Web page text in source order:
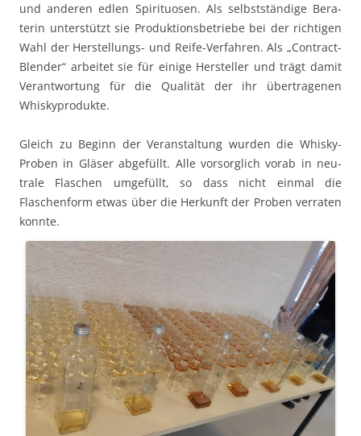
und anderen edlen Spir­i­tu­osen. Als selb­st­ständi­ge Bera­
terin unter­stützt sie Pro­duk­tions­be­triebe bei der richti­gen
Wahl der Her­stel­lungs- und Reife-Ver­fahren. Als „Con­tract-
Blender“ arbeit­et sie für einige Her­steller und trägt damit
Ver­ant­wor­tung für die Qual­ität der ihr über­tra­ge­nen
Whiskyprodukte.
Gle­ich zu Beginn der Ver­anstal­tung wur­den die Whisky-
Proben in Gläs­er abge­füllt. Alle vor­sor­glich vor­ab in neu­
trale Flaschen umge­füllt, so dass nicht ein­mal die
Flaschen­form etwas über die Herkun­ft der Proben ver­rat­en
kon­nte.